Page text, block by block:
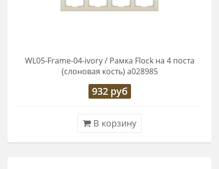
WL05-Frame-04-ivory / Рамка Flock на 4 поста
(слоновая кость) a028985
932руб
В корзину